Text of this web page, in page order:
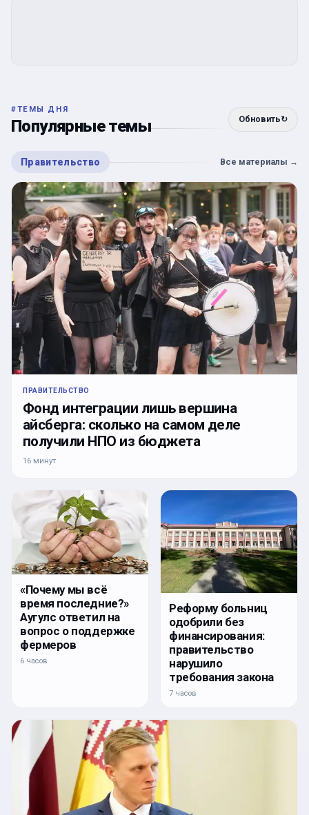
#ТЕМЫ ДНЯ
Популярные темы Обновить↻
Правительство Все материалы →
ПРАВИТЕЛЬСТВО
Фонд интеграции лишь вершина
айсберга: сколько на самом деле
получили НПО из бюджета
16 минут
«Почему мы всё
время последние?»
Аугулс ответил на
вопрос о поддержке
фермеров
6 часов
Реформу больниц
одобрили без
финансирования:
правительство
нарушило
требования закона
7 часов